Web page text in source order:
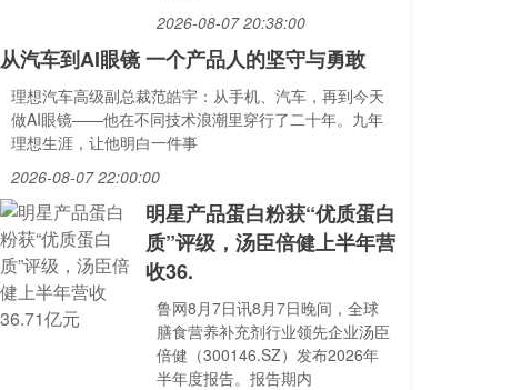
2026-08-07 20:38:00
从汽车到AI眼镜 一个产品人的坚守与勇敢
理想汽车高级副总裁范皓宇：从手机、汽车，再到今天
做AI眼镜——他在不同技术浪潮里穿行了二十年。九年
理想生涯，让他明白一件事
2026-08-07 22:00:00
明星产品蛋白粉获“优质蛋白
质”评级，汤臣倍健上半年营
收36.
鲁网8月7日讯8月7日晚间，全球
膳食营养补充剂行业领先企业汤臣
倍健（300146.SZ）发布2026年
半年度报告。报告期内